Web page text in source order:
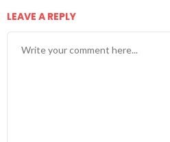
LEAVE A REPLY